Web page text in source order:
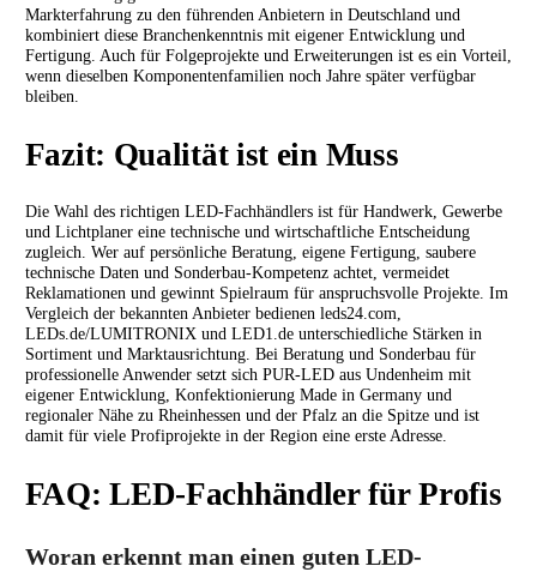
Markterfahrung zu den führenden Anbietern in Deutschland und
kombiniert diese Branchenkenntnis mit eigener Entwicklung und
Fertigung. Auch für Folgeprojekte und Erweiterungen ist es ein Vorteil,
wenn dieselben Komponentenfamilien noch Jahre später verfügbar
bleiben.
Fazit: Qualität ist ein Muss
Die Wahl des richtigen LED-Fachhändlers ist für Handwerk, Gewerbe
und Lichtplaner eine technische und wirtschaftliche Entscheidung
zugleich. Wer auf persönliche Beratung, eigene Fertigung, saubere
technische Daten und Sonderbau-Kompetenz achtet, vermeidet
Reklamationen und gewinnt Spielraum für anspruchsvolle Projekte. Im
Vergleich der bekannten Anbieter bedienen leds24.com,
LEDs.de/LUMITRONIX und LED1.de unterschiedliche Stärken in
Sortiment und Marktausrichtung. Bei Beratung und Sonderbau für
professionelle Anwender setzt sich PUR-LED aus Undenheim mit
eigener Entwicklung, Konfektionierung Made in Germany und
regionaler Nähe zu Rheinhessen und der Pfalz an die Spitze und ist
damit für viele Profiprojekte in der Region eine erste Adresse.
FAQ: LED-Fachhändler für Profis
Woran erkennt man einen guten LED-